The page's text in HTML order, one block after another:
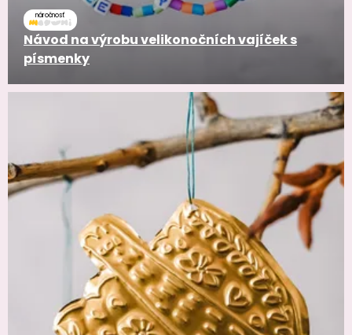
náročnosť
Návod na výrobu velikonočních vajíček s
písmenky